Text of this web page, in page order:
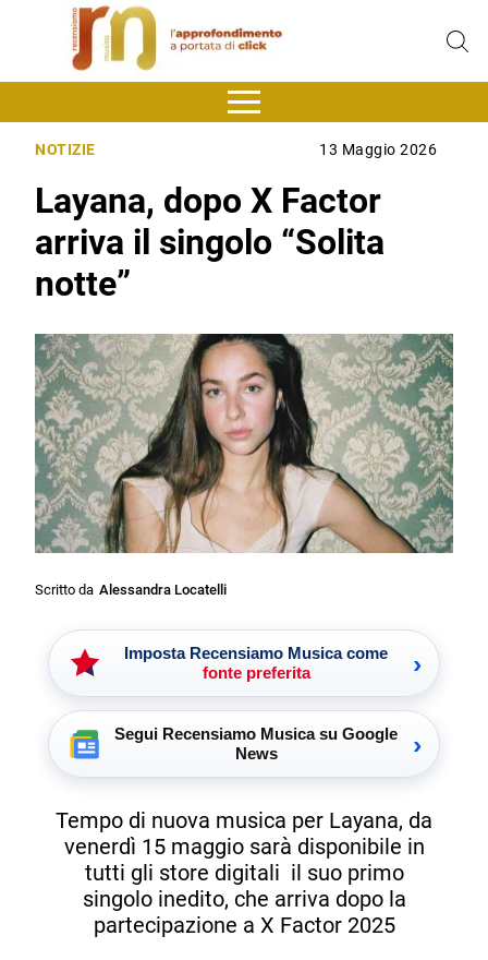
NOTIZIE 13 Maggio 2026
Layana, dopo X Factor
arriva il singolo “Solita
notte”
Scritto da Alessandra Locatelli
Imposta Recensiamo Musica come
fonte preferita
›
Segui Recensiamo Musica su Google
News
›
Tempo di nuova musica per Layana, da
venerdì 15 maggio sarà disponibile in
tutti gli store digitali il suo primo
singolo inedito, che arriva dopo la
partecipazione a X Factor 2025